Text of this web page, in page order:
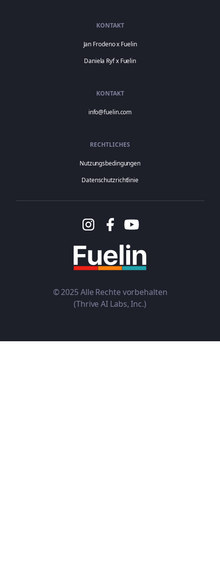
© 2025 Alle Rechte vorbehalten
(Thrive AI Labs, Inc.)
KONTAKT
Jan Frodeno x Fuelin
Daniela Ryf x Fuelin
KONTAKT
info@fuelin.com
RECHTLICHES
Nutzungsbedingungen
Datenschutzrichtlinie